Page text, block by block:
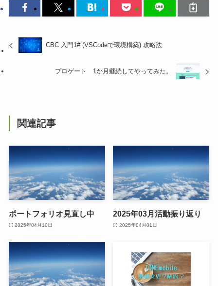
CBC 入門1# (VSCodeで環境構築) 攻略法
プロゲート 1か月継続してやってみた。
関連記事
ポートフォリオ見直し中
2025年04月10日
2025年03月活動振り返り
2025年04月01日